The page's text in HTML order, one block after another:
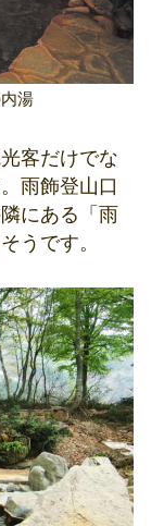
湯
客だけでな
雨飾登山口
にある「雨
うです。